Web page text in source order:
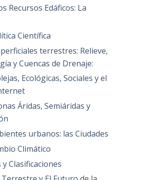
Recursos Edáficos: La
Científica
terrestres: Relieve,
y Cuencas de Drenaje:
Ecológicas, Sociales y el
Áridas, Semiáridas y
urbanos: las Ciudades
Climático
Clasificaciones